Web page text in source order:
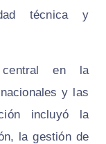
técnica y
central en la
y las
incluyó la
la gestión de